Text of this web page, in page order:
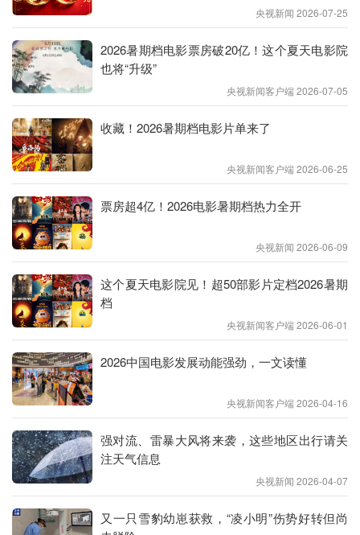
央视新闻 2026-07-25
2026暑期档电影票房破20亿！这个夏天电影院
也将“升级”
央视新闻客户端 2026-07-05
收藏！2026暑期档电影片单来了
央视新闻客户端 2026-06-25
票房超4亿！2026电影暑期档热力全开
央视新闻 2026-06-09
这个夏天电影院见！超50部影片定档2026暑期
档
央视新闻客户端 2026-06-01
2026中国电影发展动能强劲，一文读懂
央视新闻客户端 2026-04-16
强对流、雷暴大风将来袭，这些地区出行请关
央视新闻 2026-04-07
又一只雪豹幼崽获救，“凌小明”伤势好转但尚